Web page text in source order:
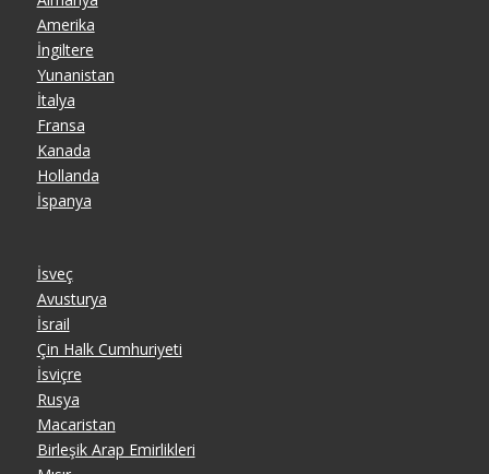
Amerika
İngiltere
Yunanistan
İtalya
Fransa
Kanada
Hollanda
İspanya
İsveç
Avusturya
İsrail
Çin Halk Cumhuriyeti
İsviçre
Rusya
Macaristan
Birleşik Arap Emirlikleri